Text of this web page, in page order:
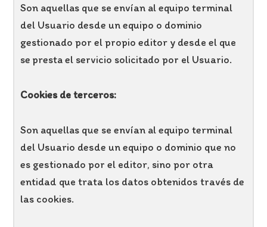
Son aquellas que se envían al equipo terminal
del Usuario desde un equipo o dominio
gestionado por el propio editor y desde el que
se presta el servicio solicitado por el Usuario.
Cookies de terceros:
Son aquellas que se envían al equipo terminal
del Usuario desde un equipo o dominio que no
es gestionado por el editor, sino por otra
entidad que trata los datos obtenidos través de
las cookies.